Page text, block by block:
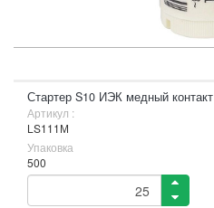
Стартер S10 ИЭК медный контакт
Артикул :
LS111М
Упаковка
500